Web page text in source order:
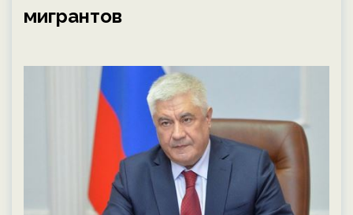
мигрантов